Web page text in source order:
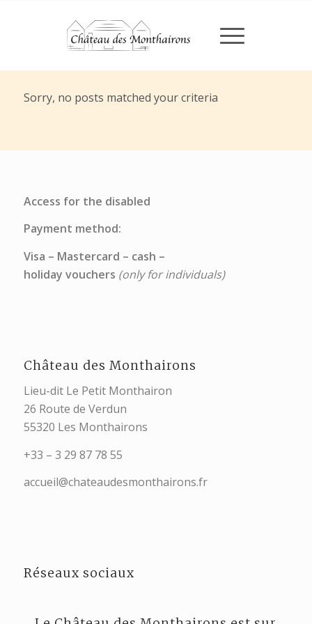
Nothing Found
Sorry, no posts matched your criteria
Access for the disabled
Payment method:
Visa – Mastercard – cash –
holiday vouchers (only for individuals)
Château des Monthairons
Lieu-dit Le Petit Monthairon
26 Route de Verdun
55320 Les Monthairons
+33 – 3 29 87 78 55
accueil@chateaudesmonthairons.fr
Réseaux sociaux